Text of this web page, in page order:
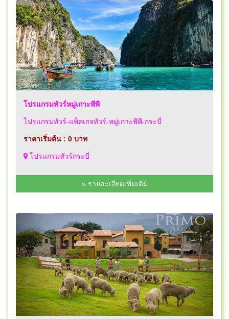
โปรแกรมทัวร์หมู่เกาะพีพี
โปรแกรมทัวร์-แพ็คเกจทัวร์-หมู่เกาะพีพี-กระบี่
ราคาเริ่มต้น : 0 บาท
โปรแกรมทัวร์กระบี่
» รายละเอียดเพิ่มเติม